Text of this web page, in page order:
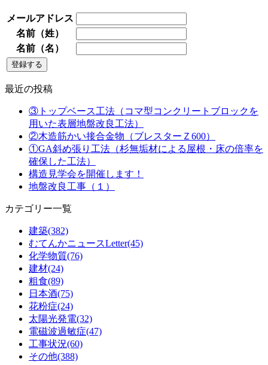
メールアドレス
名前（姓）
名前（名）
最近の投稿
③トップベース工法（コマ型コンクリートブロックを
用いた表層地盤改良工法）
②木造筋かい接合金物（ブレスターＺ600）
①GA斜め張り工法（杉無垢材による屋根・床の倍率を
確保した工法）
構造見学会を開催します！
地盤改良工事（１）
カテゴリー一覧
建築(382)
むてんかニュースLetter(45)
化学物質(76)
建材(24)
粗食(89)
日本酒(75)
花粉症(24)
太陽光発電(32)
電磁波過敏症(47)
工事状況(60)
その他(388)